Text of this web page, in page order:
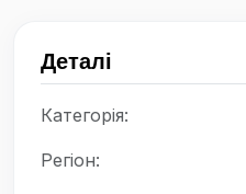
Деталі
Категорія:
Регіон: